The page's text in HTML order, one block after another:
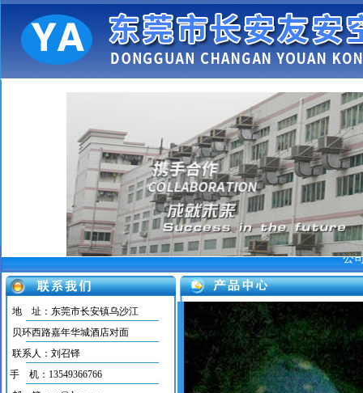
公
地 址：东莞市长安镇乌沙江
贝环西路嘉年华城酒店对面
联系人：刘召铎
手 机：13549366766
长安空调维修 中央空调